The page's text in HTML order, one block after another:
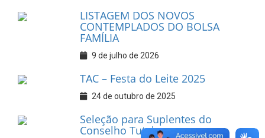
LISTAGEM DOS NOVOS
CONTEMPLADOS DO BOLSA
FAMÍLIA
9 de julho de 2026
TAC – Festa do Leite 2025
24 de outubro de 2025
Seleção para Suplentes do
Conselho Tutelar